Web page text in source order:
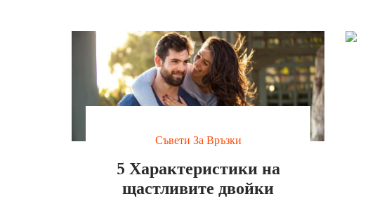
Съвети За Връзки
5 Характеристики на
щастливите двойки